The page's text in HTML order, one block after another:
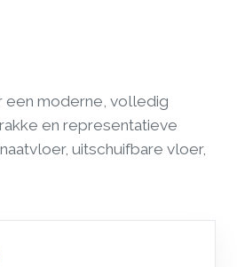
een moderne, volledig
en representatieve
uitschuifbare vloer,